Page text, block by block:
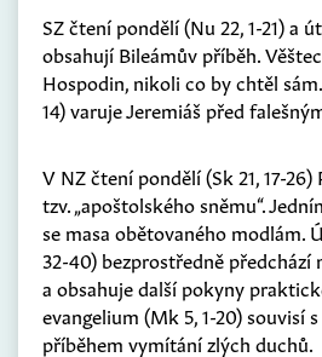
SZ čtení pondělí (Nu 22, 1-21) a
obsahují Bileámův příběh.
Hospodin, nikoli co by chtěl
14) varuje Jeremiáš před
V NZ čtení pondělí (Sk 21, 17-
tzv. „apoštolského sněmu“.
se masa obětovaného modlám.
32-40) bezprostředně předchází
a obsahuje další pokyny
evangelium (Mk 5, 1-20) souvisí
příběhem vymítání zlých duchů.